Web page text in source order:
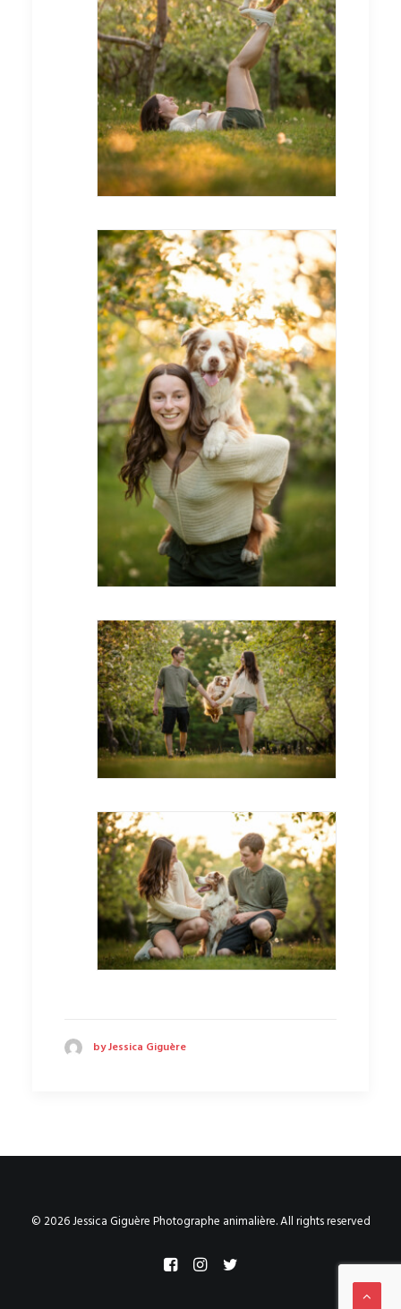
by Jessica Giguère
© 2026 Jessica Giguère Photographe animalière. All rights reserved